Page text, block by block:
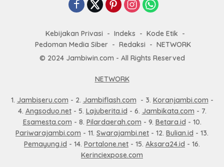
Kebijakan Privasi Indeks
Kode Etik
Pedoman Media Siber
Redaksi
NETWORK
© 2024 Jambiwin.com - All Rights Reserved
NETWORK
1. Jambiseru.com - 2. Jambiflash.com - 3. Koranjambi.com -
4. Angsoduo.net- 5. Lajuberita.id - 6. Jambikata.com - 7.
Esamesta.com - 8. Pilardaerah.com - 9. Betara.id - 10.
Pariwarajambi.com - 11. Swarajambi.net - 12. Bulian.id - 13.
Pemayung.id - 14. Portalone.net - 15. Aksara24.id - 16.
Kerinciexpose.com